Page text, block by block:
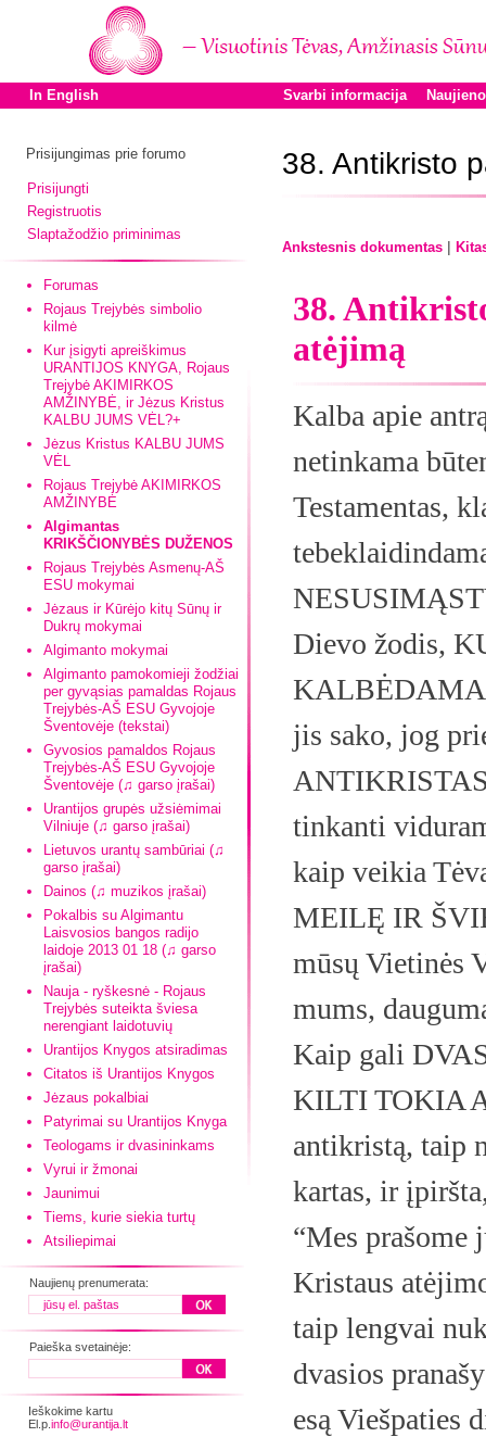
In English Svarbi informacija
Prisijungimas prie forumo
Prisijungti
Registruotis
Slaptažodžio priminimas
Forumas
Rojaus Trejybės simbolio
kilmė
Kur įsigyti apreiškimus
URANTIJOS KNYGA, Rojaus
Trejybė AKIMIRKOS
AMŽINYBĖ, ir Jėzus Kristus
KALBU JUMS VĖL?+
Jėzus Kristus KALBU JUMS
VĖL
Rojaus Trejybė AKIMIRKOS
AMŽINYBĖ
Algimantas
KRIKŠČIONYBĖS DUŽENOS
Rojaus Trejybės Asmenų-AŠ
ESU mokymai
Jėzaus ir Kūrėjo kitų Sūnų ir
Dukrų mokymai
Algimanto mokymai
Algimanto pamokomieji žodžiai
per gyvąsias pamaldas Rojaus
Trejybės-AŠ ESU Gyvojoje
Šventovėje (tekstai)
Gyvosios pamaldos Rojaus
Trejybės-AŠ ESU Gyvojoje
Šventovėje (♫ garso įrašai)
Urantijos grupės užsiėmimai
Vilniuje (♫ garso įrašai)
Lietuvos urantų sambūriai (♫
garso įrašai)
Dainos (♫ muzikos įrašai)
Pokalbis su Algimantu
Laisvosios bangos radijo
laidoje 2013 01 18 (♫ garso
įrašai)
Nauja - ryškesnė - Rojaus
Trejybės suteikta šviesa
nerengiant laidotuvių
Urantijos Knygos atsiradimas
Citatos iš Urantijos Knygos
Jėzaus pokalbiai
Patyrimai su Urantijos Knyga
Teologams ir dvasininkams
Vyrui ir žmonai
Jaunimui
Tiems, kurie siekia turtų
Atsiliepimai
Naujienų prenumerata:
Paieška svetainėje:
Ieškokime kartu
El.p. info@urantija.lt
38. Antikristo
Ankstesnis dokumentas |
38.
atėjimą
Kalba apie
netinkama
Testamentas,
Dievo žodis,
jis sako, jog
tinkanti
kaip veikia
MEILĘ IR
mūsų Vietinės
mums,
Kaip gali
KILTI TOKIA
antikristą, taip
kartas, ir
“Mes prašome
Kristaus
taip lengvai
dvasios
esą Viešpaties